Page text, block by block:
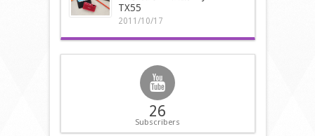
TX55
2011/10/17
26
Subscribers